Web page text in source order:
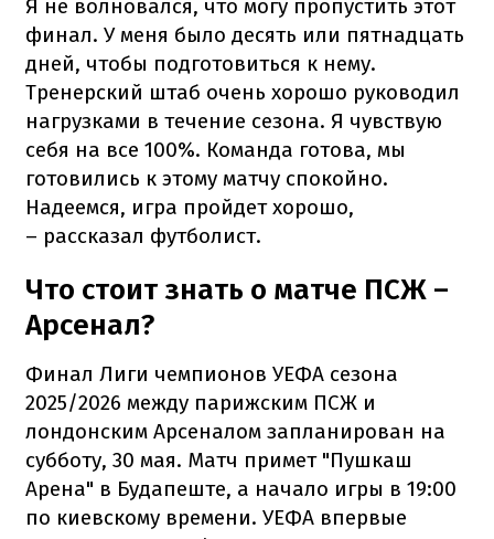
Я не волновался, что могу пропустить этот
финал. У меня было десять или пятнадцать
дней, чтобы подготовиться к нему.
Тренерский штаб очень хорошо руководил
нагрузками в течение сезона. Я чувствую
себя на все 100%. Команда готова, мы
готовились к этому матчу спокойно.
Надеемся, игра пройдет хорошо,
– рассказал футболист.
Что стоит знать о матче ПСЖ –
Арсенал?
Финал Лиги чемпионов УЕФА сезона
2025/2026 между парижским ПСЖ и
лондонским Арсеналом запланирован на
субботу, 30 мая. Матч примет "Пушкаш
Арена" в Будапеште, а начало игры в 19:00
по киевскому времени. УЕФА впервые